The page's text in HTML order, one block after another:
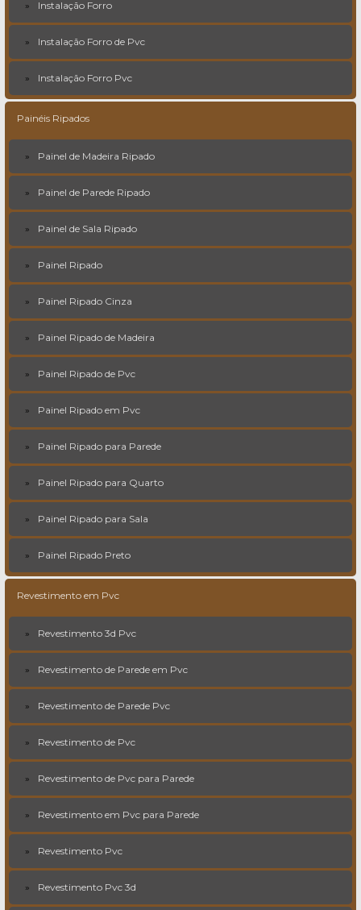
Instalação Forro
Instalação Forro de Pvc
Instalação Forro Pvc
Painéis Ripados
Painel de Madeira Ripado
Painel de Parede Ripado
Painel de Sala Ripado
Painel Ripado
Painel Ripado Cinza
Painel Ripado de Madeira
Painel Ripado de Pvc
Painel Ripado em Pvc
Painel Ripado para Parede
Painel Ripado para Quarto
Painel Ripado para Sala
Painel Ripado Preto
Revestimento em Pvc
Revestimento 3d Pvc
Revestimento de Parede em Pvc
Revestimento de Parede Pvc
Revestimento de Pvc
Revestimento de Pvc para Parede
Revestimento em Pvc para Parede
Revestimento Pvc
Revestimento Pvc 3d